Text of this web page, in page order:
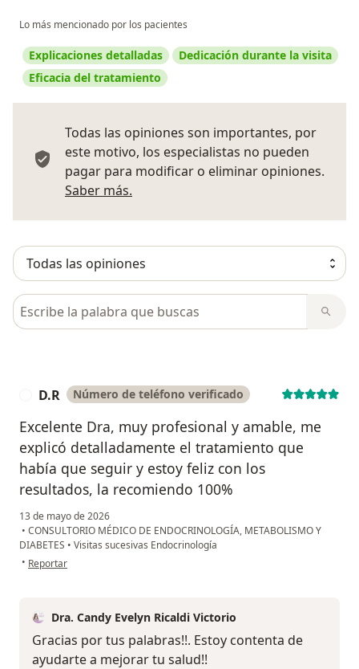
Lo más mencionado por los pacientes
Explicaciones detalladas
Dedicación durante la visita
Eficacia del tratamiento
Todas las opiniones son importantes, por
este motivo, los especialistas no pueden
pagar para modificar o eliminar opiniones.
Saber más.
Busca en opiniones
D.R Número de teléfono verificado
Excelente Dra, muy profesional y amable, me
explicó detalladamente el tratamiento que
había que seguir y estoy feliz con los
resultados, la recomiendo 100%
13 de mayo de 2026
• CONSULTORIO MÉDICO DE ENDOCRINOLOGÍA, METABOLISMO Y
DIABETES • Visitas sucesivas Endocrinología
• en opinión del usuario D.R
Reportar
Dra. Candy Evelyn Ricaldi Victorio
Gracias por tus palabras!!. Estoy contenta de
ayudarte a mejorar tu salud!!